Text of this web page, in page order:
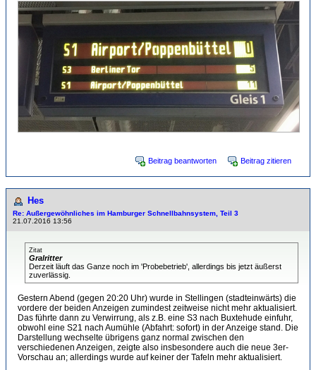
Beitrag beantworten Beitrag zitieren
Hes
Re: Außergewöhnliches im Hamburger Schnellbahnsystem, Teil 3
21.07.2016 13:56
Zitat
Gralritter
Derzeit läuft das Ganze noch im 'Probebetrieb', allerdings bis jetzt äußerst
zuverlässig.
Gestern Abend (gegen 20:20 Uhr) wurde in Stellingen (stadteinwärts) die
vordere der beiden Anzeigen zumindest zeitweise nicht mehr aktualisiert.
Das führte dann zu Verwirrung, als z.B. eine S3 nach Buxtehude einfuhr,
obwohl eine S21 nach Aumühle (Abfahrt: sofort) in der Anzeige stand. Die
Darstellung wechselte übrigens ganz normal zwischen den
verschiedenen Anzeigen, zeigte also insbesondere auch die neue 3er-
Vorschau an; allerdings wurde auf keiner der Tafeln mehr aktualisiert.